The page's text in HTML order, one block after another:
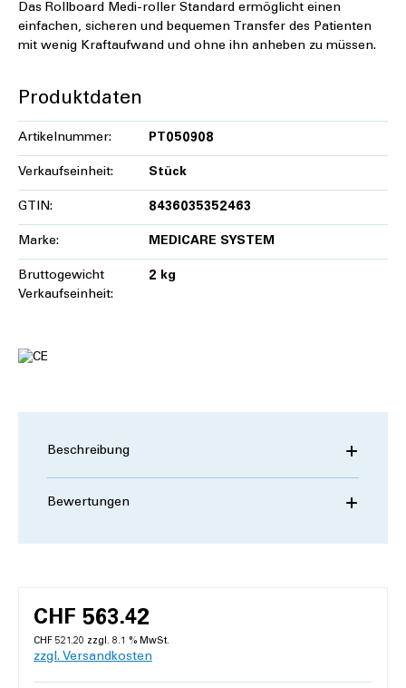
Das Rollboard Medi-roller Standard ermöglicht einen
einfachen, sicheren und bequemen Transfer des Patienten
mit wenig Kraftaufwand und ohne ihn anheben zu müssen.
Produktdaten
Artikelnummer: PT050908
Verkaufseinheit: Stück
GTIN: 8436035352463
Marke: MEDICARE SYSTEM
Bruttogewicht
Verkaufseinheit:
2 kg
Beschreibung
Bewertungen
CHF 563.42
CHF 521.20 zzgl. 8.1 % MwSt.
zzgl. Versandkosten